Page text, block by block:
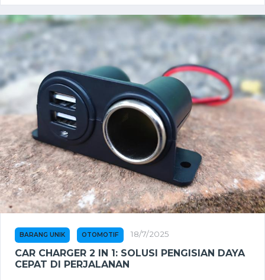
BARANG UNIK OTOMOTIF 18/7/2025
CAR CHARGER 2 IN 1: SOLUSI PENGISIAN DAYA
CEPAT DI PERJALANAN